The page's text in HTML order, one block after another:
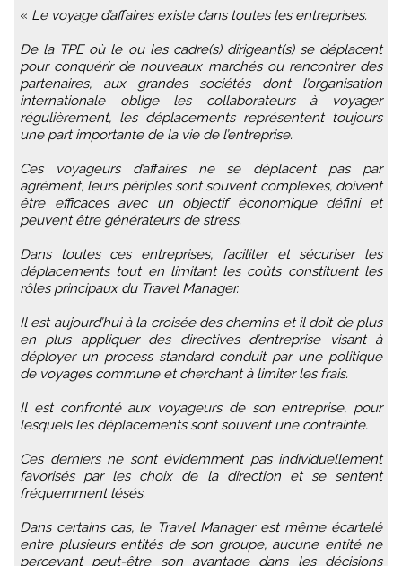
« Le voyage d’affaires existe dans toutes les entreprises.
De la TPE où le ou les cadre(s) dirigeant(s) se déplacent
pour conquérir de nouveaux marchés ou rencontrer des
partenaires, aux grandes sociétés dont l’organisation
internationale oblige les collaborateurs à voyager
régulièrement, les déplacements représentent toujours
une part importante de la vie de l’entreprise.
Ces voyageurs d’affaires ne se déplacent pas par
agrément, leurs périples sont souvent complexes, doivent
être efficaces avec un objectif économique défini et
peuvent être générateurs de stress.
Dans toutes ces entreprises, faciliter et sécuriser les
déplacements tout en limitant les coûts constituent les
rôles principaux du Travel Manager.
Il est aujourd’hui à la croisée des chemins et il doit de plus
en plus appliquer des directives d’entreprise visant à
déployer un process standard conduit par une politique
de voyages commune et cherchant à limiter les frais.
Il est confronté aux voyageurs de son entreprise, pour
lesquels les déplacements sont souvent une contrainte.
Ces derniers ne sont évidemment pas individuellement
favorisés par les choix de la direction et se sentent
fréquemment lésés.
Dans certains cas, le Travel Manager est même écartelé
entre plusieurs entités de son groupe, aucune entité ne
percevant peut-être son avantage dans les décisions